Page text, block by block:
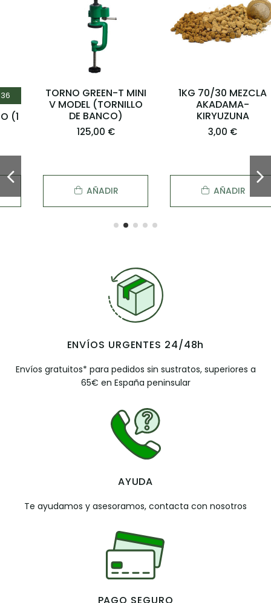
TORNO GREEN-T MINI
V MODEL (TORNILLO
DE BANCO)
125,00 €
AÑADIR
1KG 70/30 MEZCLA
AKADAMA-
KIRYUZUNA
3,00 €
AÑADIR
ENVÍOS URGENTES 24/48h
Envíos gratuitos* para pedidos sin sustratos, superiores a
65€ en España peninsular
AYUDA
Te ayudamos y asesoramos, contacta con nosotros